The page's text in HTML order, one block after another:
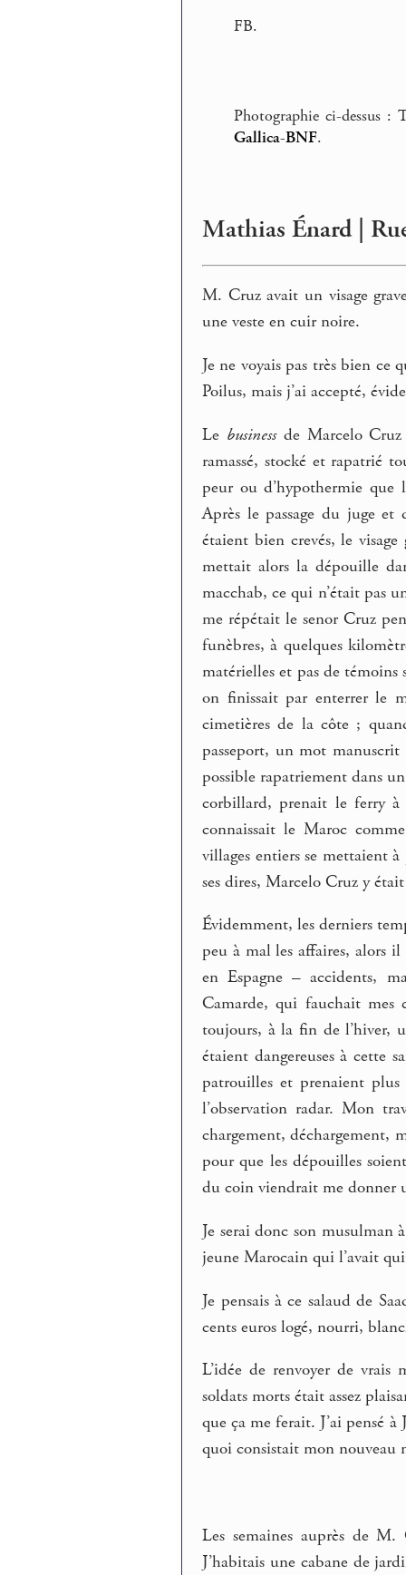
FB.
Photographie ci-dessus
Gallica-BNF.
Mathias Énard |
M. Cruz avait un visage
une veste en cuir noire.
Je ne voyais pas très bien ce
Poilus, mais j’ai accepté,
Le businessde Marcelo Cruz
ramassé, stocké et rapatrié
peur ou d’hypothermie
Après le passage du juge et
étaient bien crevés, le
mettait alors la dépouille
macchab, ce qui n’était pas
me répétait le senor Cruz
funèbres, à quelques
matérielles et pas de
on finissait par enterrer le
cimetières de la côte ;
passeport, un mot
possible rapatriement dans
corbillard, prenait le ferry à
connaissait le Maroc
villages entiers se mettaient
ses dires, Marcelo Cruz y
Évidemment, les derniers
peu à mal les affaires, alors
en Espagne – accidents,
Camarde, qui fauchait mes
toujours, à la fin de l’hiver,
étaient dangereuses à cette
patrouilles et prenaient
l’observation radar. Mon
chargement, déchargement,
pour que les dépouilles
du coin viendrait me donner
Je serai donc son musulman
jeune Marocain qui l’avait
Je pensais à ce salaud de
cents euros logé, nourri,
L’idée de renvoyer de vrais
soldats morts était assez
que ça me ferait. J’ai pensé
quoi consistait mon nouveau
Les semaines auprès de
J’habitais une cabane de